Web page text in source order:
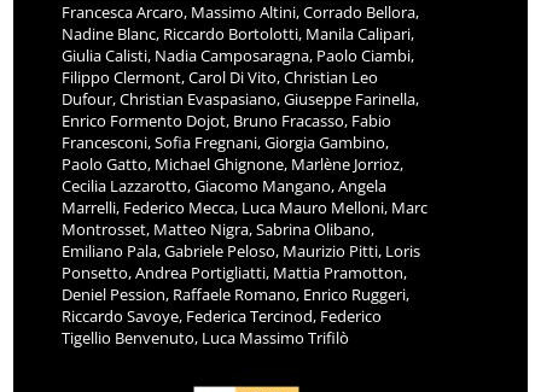
Francesca Arcaro, Massimo Altini, Corrado Bellora,
Nadine Blanc, Riccardo Bortolotti, Manila Calipari,
Giulia Calisti, Nadia Camposaragna, Paolo Ciambi,
Filippo Clermont, Carol Di Vito, Christian Leo
Dufour, Christian Evaspasiano, Giuseppe Farinella,
Enrico Formento Dojot, Bruno Fracasso, Fabio
Francesconi, Sofia Fregnani, Giorgia Gambino,
Paolo Gatto, Michael Ghignone, Marlène Jorrioz,
Cecilia Lazzarotto, Giacomo Mangano, Angela
Marrelli, Federico Mecca, Luca Mauro Melloni, Marc
Montrosset, Matteo Nigra, Sabrina Olibano,
Emiliano Pala, Gabriele Peloso, Maurizio Pitti, Loris
Ponsetto, Andrea Portigliatti, Mattia Pramotton,
Deniel Pession, Raffaele Romano, Enrico Ruggeri,
Riccardo Savoye, Federica Tercinod, Federico
Tigellio Benvenuto, Luca Massimo Trifilò